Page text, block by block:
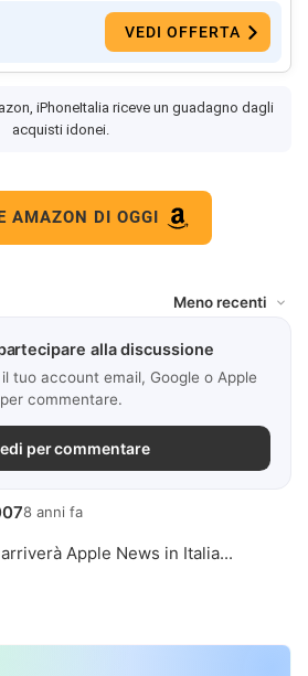
VEDI OFFERTA
iPhoneItalia riceve un guadagno dagli
acquisti idonei.
AMAZON DI OGGI
alla discussione
tuo account email, Google o Apple
per commentare.
per commentare
8 anni fa
Apple News in Italia...